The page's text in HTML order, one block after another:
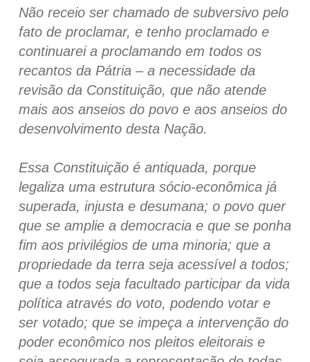
Não receio ser chamado de subversivo pelo
fato de proclamar, e tenho proclamado e
continuarei a proclamando em todos os
recantos da Pátria – a necessidade da
revisão da Constituição, que não atende
mais aos anseios do povo e aos anseios do
desenvolvimento desta Nação.
Essa Constituição é antiquada, porque
legaliza uma estrutura sócio-econômica já
superada, injusta e desumana; o povo quer
que se amplie a democracia e que se ponha
fim aos privilégios de uma minoria; que a
propriedade da terra seja acessível a todos;
que a todos seja facultado participar da vida
política através do voto, podendo votar e
ser votado; que se impeça a intervenção do
poder econômico nos pleitos eleitorais e